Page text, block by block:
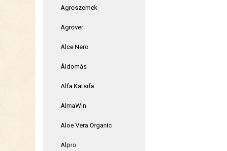
Agroszemek
Agrover
Alce Nero
Áldomás
Alfa Katsifa
AlmaWin
Aloe Vera Organic
Alpro